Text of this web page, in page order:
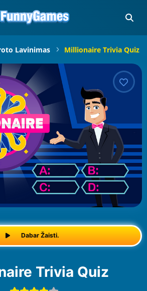
Lavinimas Millionaire Trivia Quiz
Dabar Žaisti.
Trivia Quiz